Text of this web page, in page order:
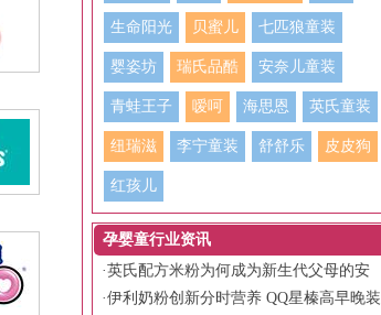
生命阳光 贝蜜儿 七匹狼童装
婴姿坊 瑞氏品酷 安奈儿童装
青蛙王子 嗳呵 海思恩 英氏童装
纽瑞滋 李宁童装 舒舒乐 皮皮狗
红孩儿
孕婴童行业资讯
·英氏配方米粉为何成为新生代父母的安
心之选？
·伊利奶粉创新分时营养 QQ星榛高早晚装